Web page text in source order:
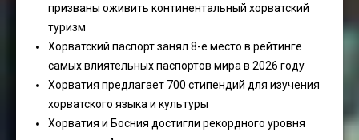
призваны оживить континентальный хорватский
туризм
Хорватский паспорт занял 8-е место в рейтинге
самых влиятельных паспортов мира в 2026 году
Хорватия предлагает 700 стипендий для изучения
хорватского языка и культуры
Хорватия и Босния достигли рекордного уровня